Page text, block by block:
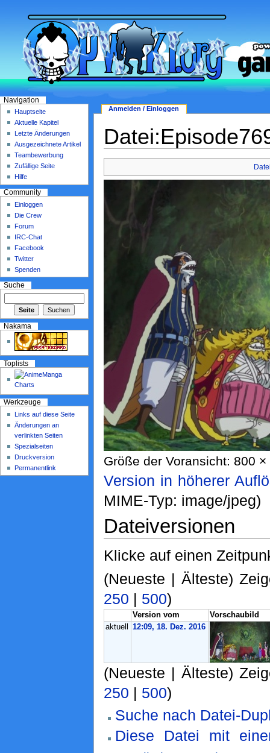
Größe der Voransicht: 800
Version in höherer
MIME-Typ: image/jpeg)
Dateiversionen
Klicke auf einen
(Neueste | Älteste)
250 | 500)
Version vom
Vorschaubild
aktuell
12:09, 18. Dez. 2016
(Neueste | Älteste)
250 | 500)
Suche nach Datei-
Diese Datei mit
Anmelden / Einloggen
Navigation
Hauptseite
Aktuelle Kapitel
Letzte Änderungen
Ausgezeichnete Artikel
Teambewerbung
Zufällige Seite
Hilfe
Community
Einloggen
Die Crew
Forum
IRC-Chat
Facebook
Twitter
Spenden
Suche
Nakama
Toplists
Werkzeuge
Links auf diese Seite
Änderungen an
verlinkten Seiten
Spezialseiten
Druckversion
Permanentlink